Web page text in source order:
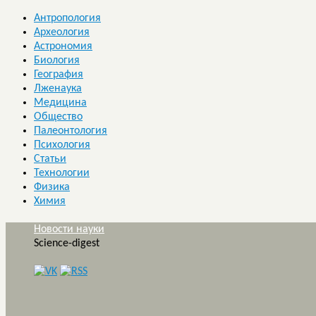
Антропология
Археология
Астрономия
Биология
География
Лженаука
Медицина
Общество
Палеонтология
Психология
Статьи
Технологии
Физика
Химия
Новости науки
Science-digest